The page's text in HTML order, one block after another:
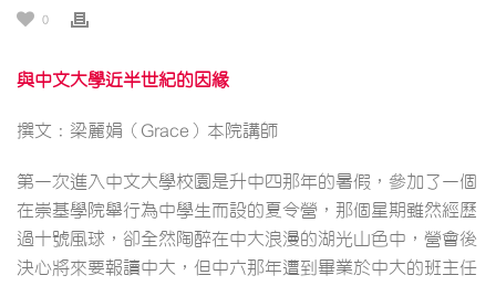
0
與中文大學近半世紀的因緣
撰文：梁麗娟（Grace）本院講師
第一次進入中文大學校園是升中四那年的暑假，參加了一個
在崇基學院舉行為中學生而設的夏令營，那個星期雖然經歷
過十號風球，卻全然陶醉在中大浪漫的湖光山色中，營會後
決心將來要報讀中大，但中六那年遭到畢業於中大的班主任